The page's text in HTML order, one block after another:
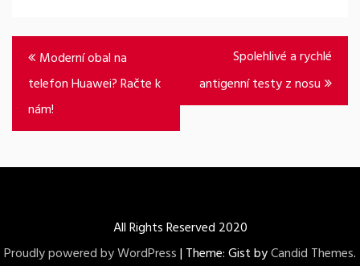
Navigace
pro
příspěvek
Moderní obal na
telefon Huawei? Račte k
nám!
Spolehlivé a rychlé
antigenní testy z nosu
All Rights Reserved 2020
Proudly powered by WordPress| Theme: Gist byCandid Themes.